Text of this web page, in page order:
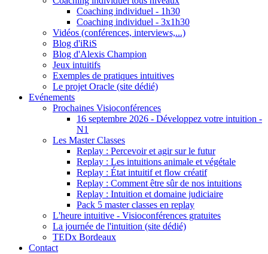
Coaching individuel - 1h30
Coaching individuel - 3x1h30
Vidéos (conférences, interviews,...)
Blog d'iRiS
Blog d'Alexis Champion
Jeux intuitifs
Exemples de pratiques intuitives
Le projet Oracle (site dédié)
Evénements
Prochaines Visioconférences
16 septembre 2026 - Développez votre intuition -
N1
Les Master Classes
Replay : Percevoir et agir sur le futur
Replay : Les intuitions animale et végétale
Replay : État intuitif et flow créatif
Replay : Comment être sûr de nos intuitions
Replay : Intuition et domaine judiciaire
Pack 5 master classes en replay
L'heure intuitive - Visioconférences gratuites
La journée de l'intuition (site dédié)
TEDx Bordeaux
Contact